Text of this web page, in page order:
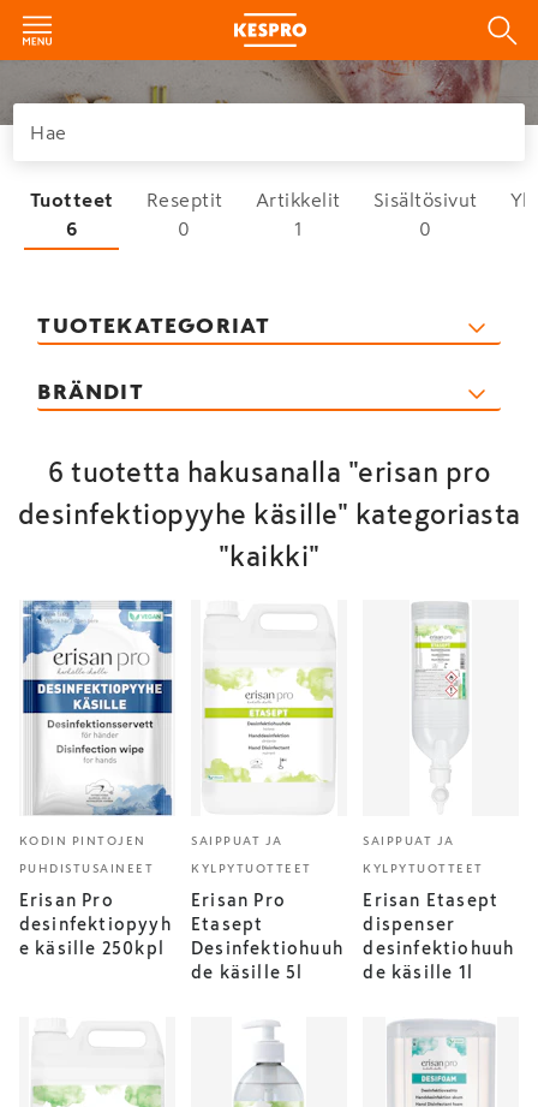
Tuotteet
6
Reseptit
0
Artikkelit
1
Sisältösivut
0
TUOTEKATEGORIAT
BRÄNDIT
6 tuotetta hakusanalla "erisan pro
desinfektiopyyhe käsille" kategoriasta
"kaikki"
KODIN PINTOJEN
PUHDISTUSAINEET
Erisan Pro
desinfektiopyyh
e käsille 250kpl
SAIPPUAT JA
KYLPYTUOTTEET
Erisan Pro
Etasept
Desinfektiohuuh
de käsille 5l
SAIPPUAT JA
KYLPYTUOTTEET
Erisan Etasept
dispenser
desinfektiohuuh
de käsille 1l